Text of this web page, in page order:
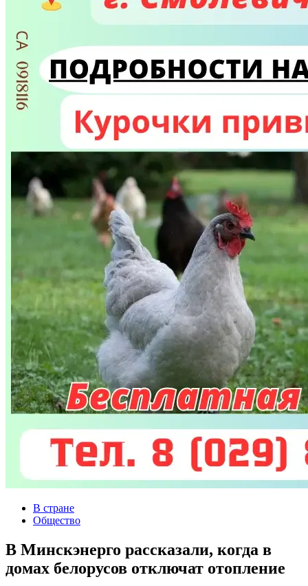
В стране
Общество
В Минскэнерго рассказали, когда в
домах белорусов отключат отопление